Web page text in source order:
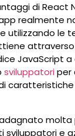
di React
realmente
utilizzando le
JavaScript
sviluppatori per
molta
sviluppatori e